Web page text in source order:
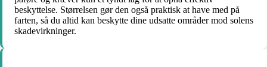
beskyttelse. Størrelsen gør den også praktisk at have med på
farten, så du altid kan beskytte dine udsatte områder mod solens
skadevirkninger.